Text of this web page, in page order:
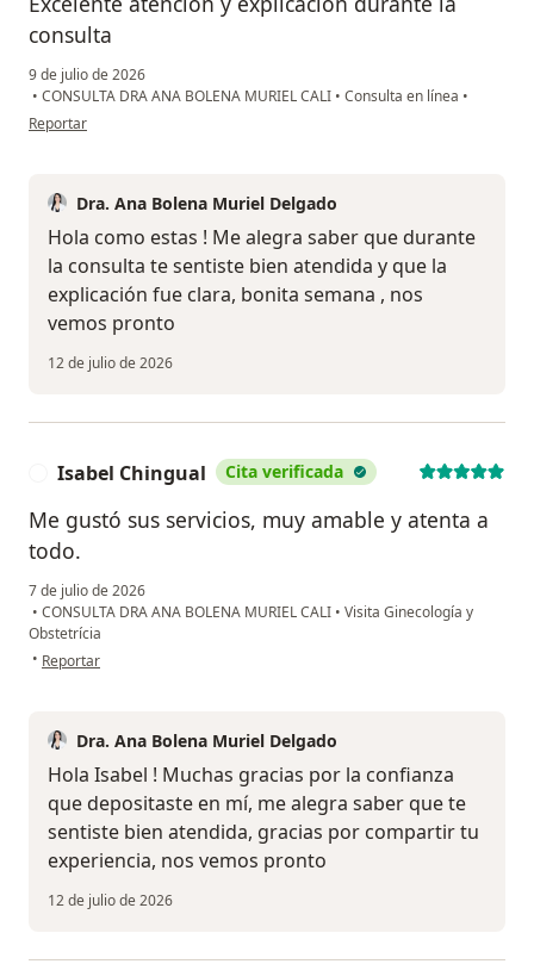
consulta
9 de julio de 2026
• CONSULTA DRA ANA BOLENA MURIEL CALI • Consulta en línea •
en opinión del usuario Yule Tobon
Reportar
Dra. Ana Bolena Muriel Delgado
Hola como estas ! Me alegra saber que durante
la consulta te sentiste bien atendida y que la
explicación fue clara, bonita semana , nos
vemos pronto
12 de julio de 2026
Isabel Chingual Cita verificada
Me gustó sus servicios, muy amable y atenta a
todo.
7 de julio de 2026
• CONSULTA DRA ANA BOLENA MURIEL CALI • Visita Ginecología y
Obstetrícia
• en opinión del usuario Isabel Chingual
Reportar
Dra. Ana Bolena Muriel Delgado
Hola Isabel ! Muchas gracias por la confianza
que depositaste en mí, me alegra saber que te
sentiste bien atendida, gracias por compartir tu
experiencia, nos vemos pronto
12 de julio de 2026